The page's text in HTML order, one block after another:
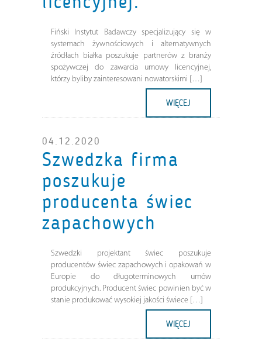
Fiński Instytut Badawczy specjalizujący się w
systemach żywnościowych i alternatywnych
źródłach białka poszukuje partnerów z branży
spożywczej do zawarcia umowy licencyjnej,
którzy byliby zainteresowani nowatorskimi […]
WIĘCEJ
04.12.2020
Szwedzka firma
poszukuje
producenta świec
zapachowych
Szwedzki projektant świec poszukuje
producentów świec zapachowych i opakowań w
Europie do długoterminowych umów
produkcyjnych. Producent świec powinien być w
stanie produkować wysokiej jakości świece […]
WIĘCEJ